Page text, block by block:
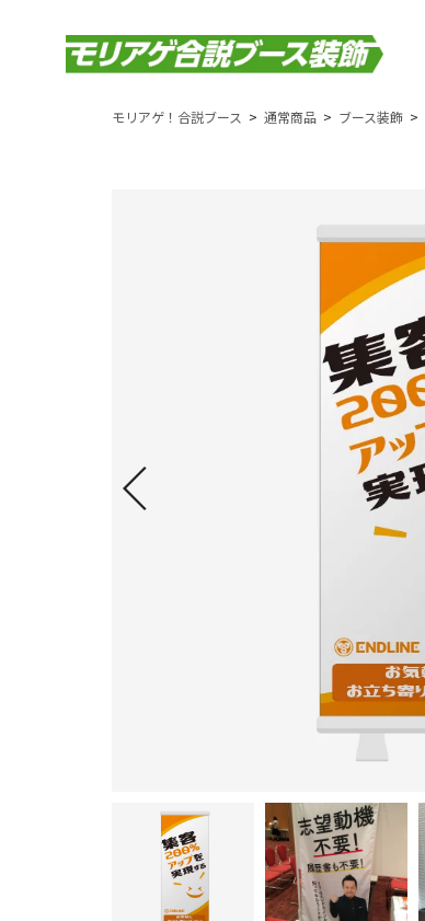
モリアゲ！合説ブース 通常商品 ブース装飾